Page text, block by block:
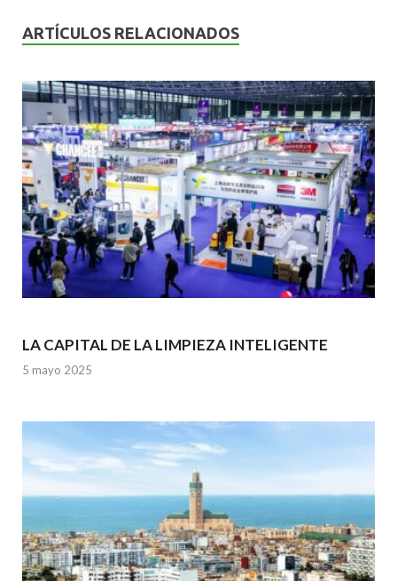
b
o
k
er l
s
p
p
dI
ARTÍCULOS RELACIONADOS
LA CAPITAL DE LA LIMPIEZA INTELIGENTE
5 mayo 2025